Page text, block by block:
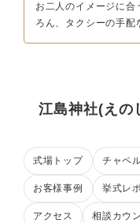
お二人のイメージに合
ろん、タクシーの手配
江島神社(えの
式場トップ チャペ
お客様事例 挙式レ
アクセス 相談カウ